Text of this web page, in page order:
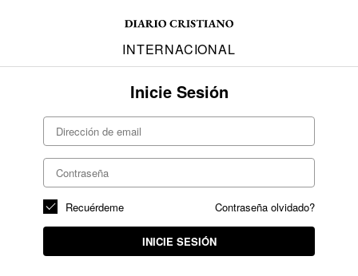
INTERNACIONAL
Inicie Sesión
Contraseña olvidado?
Recuérdeme
INICIE SESIÓN